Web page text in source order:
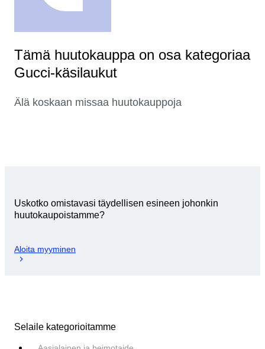
Tämä huutokauppa on osa kategoriaa
Gucci-käsilaukut
Älä koskaan missaa huutokauppoja
Uskotko omistavasi täydellisen esineen johonkin
huutokaupoistamme?
Aloita myyminen
Selaile kategorioitamme